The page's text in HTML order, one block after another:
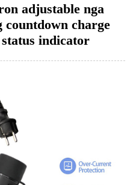
adjustable nga
charge
indicator